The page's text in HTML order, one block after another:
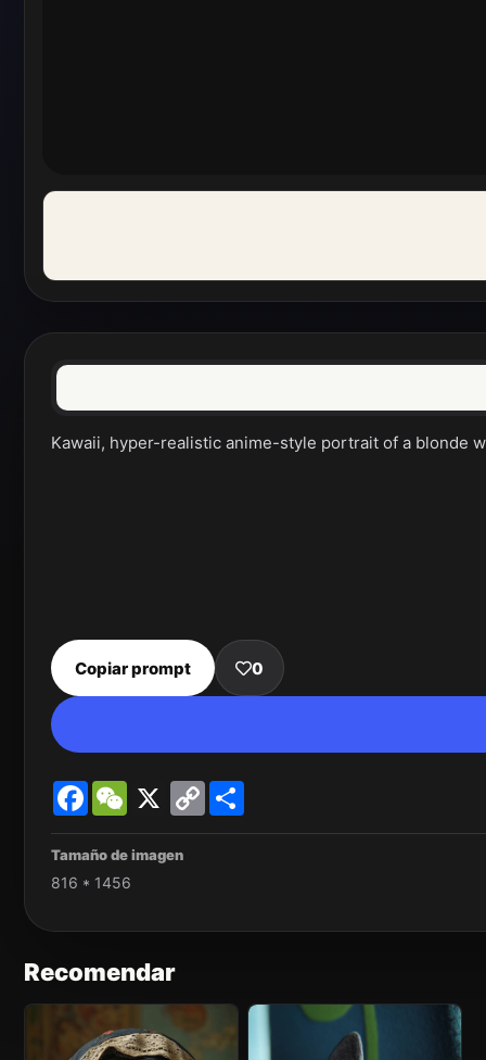
Kawaii, hyper-realistic anime-style portrait of a blonde
Copiar prompt 0
FacebookWeChat
X
Copy
Link
Tamaño de imagen
816 * 1456
Recomendar